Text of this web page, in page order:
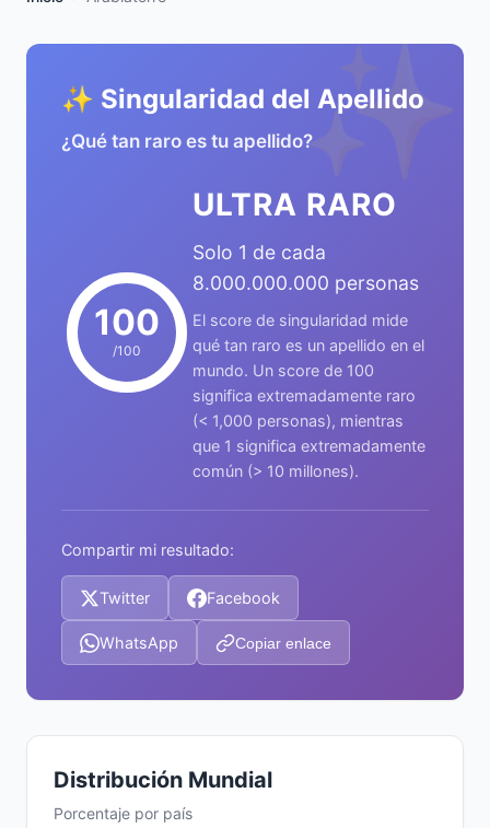
✨
✨ Singularidad del Apellido
¿Qué tan raro es tu apellido?
100
/100
ULTRA RARO
Solo 1 de cada
8.000.000.000 personas
El score de singularidad mide
qué tan raro es un apellido en el
mundo. Un score de 100
significa extremadamente raro
(< 1,000 personas), mientras
que 1 significa extremadamente
común (> 10 millones).
Compartir mi resultado:
Twitter Facebook
WhatsApp Copiar enlace
Distribución Mundial
Porcentaje por país